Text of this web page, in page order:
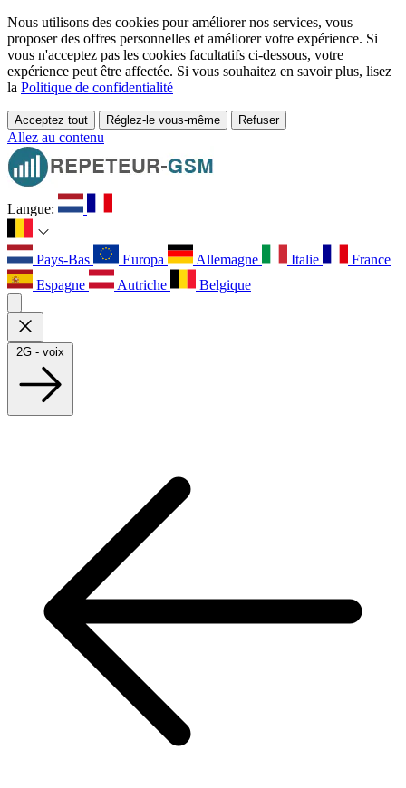
Nous utilisons des cookies pour améliorer nos services, vous
proposer des offres personnelles et améliorer votre expérience. Si
vous n'acceptez pas les cookies facultatifs ci-dessous, votre
expérience peut être affectée. Si vous souhaitez en savoir plus, lisez
la Politique de confidentialité
Acceptez tout Réglez-le vous-même Refuser
Allez au contenu
Langue:
Pays-Bas Europa Allemagne Italie
France
Espagne
Autriche Belgique
2G - voix